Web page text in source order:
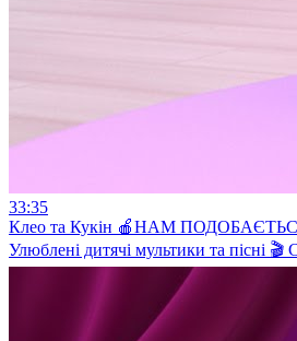
33:35
Клео та Кукiн 🍎НАМ
Улюблені дитячі мультики та пісні 🎬